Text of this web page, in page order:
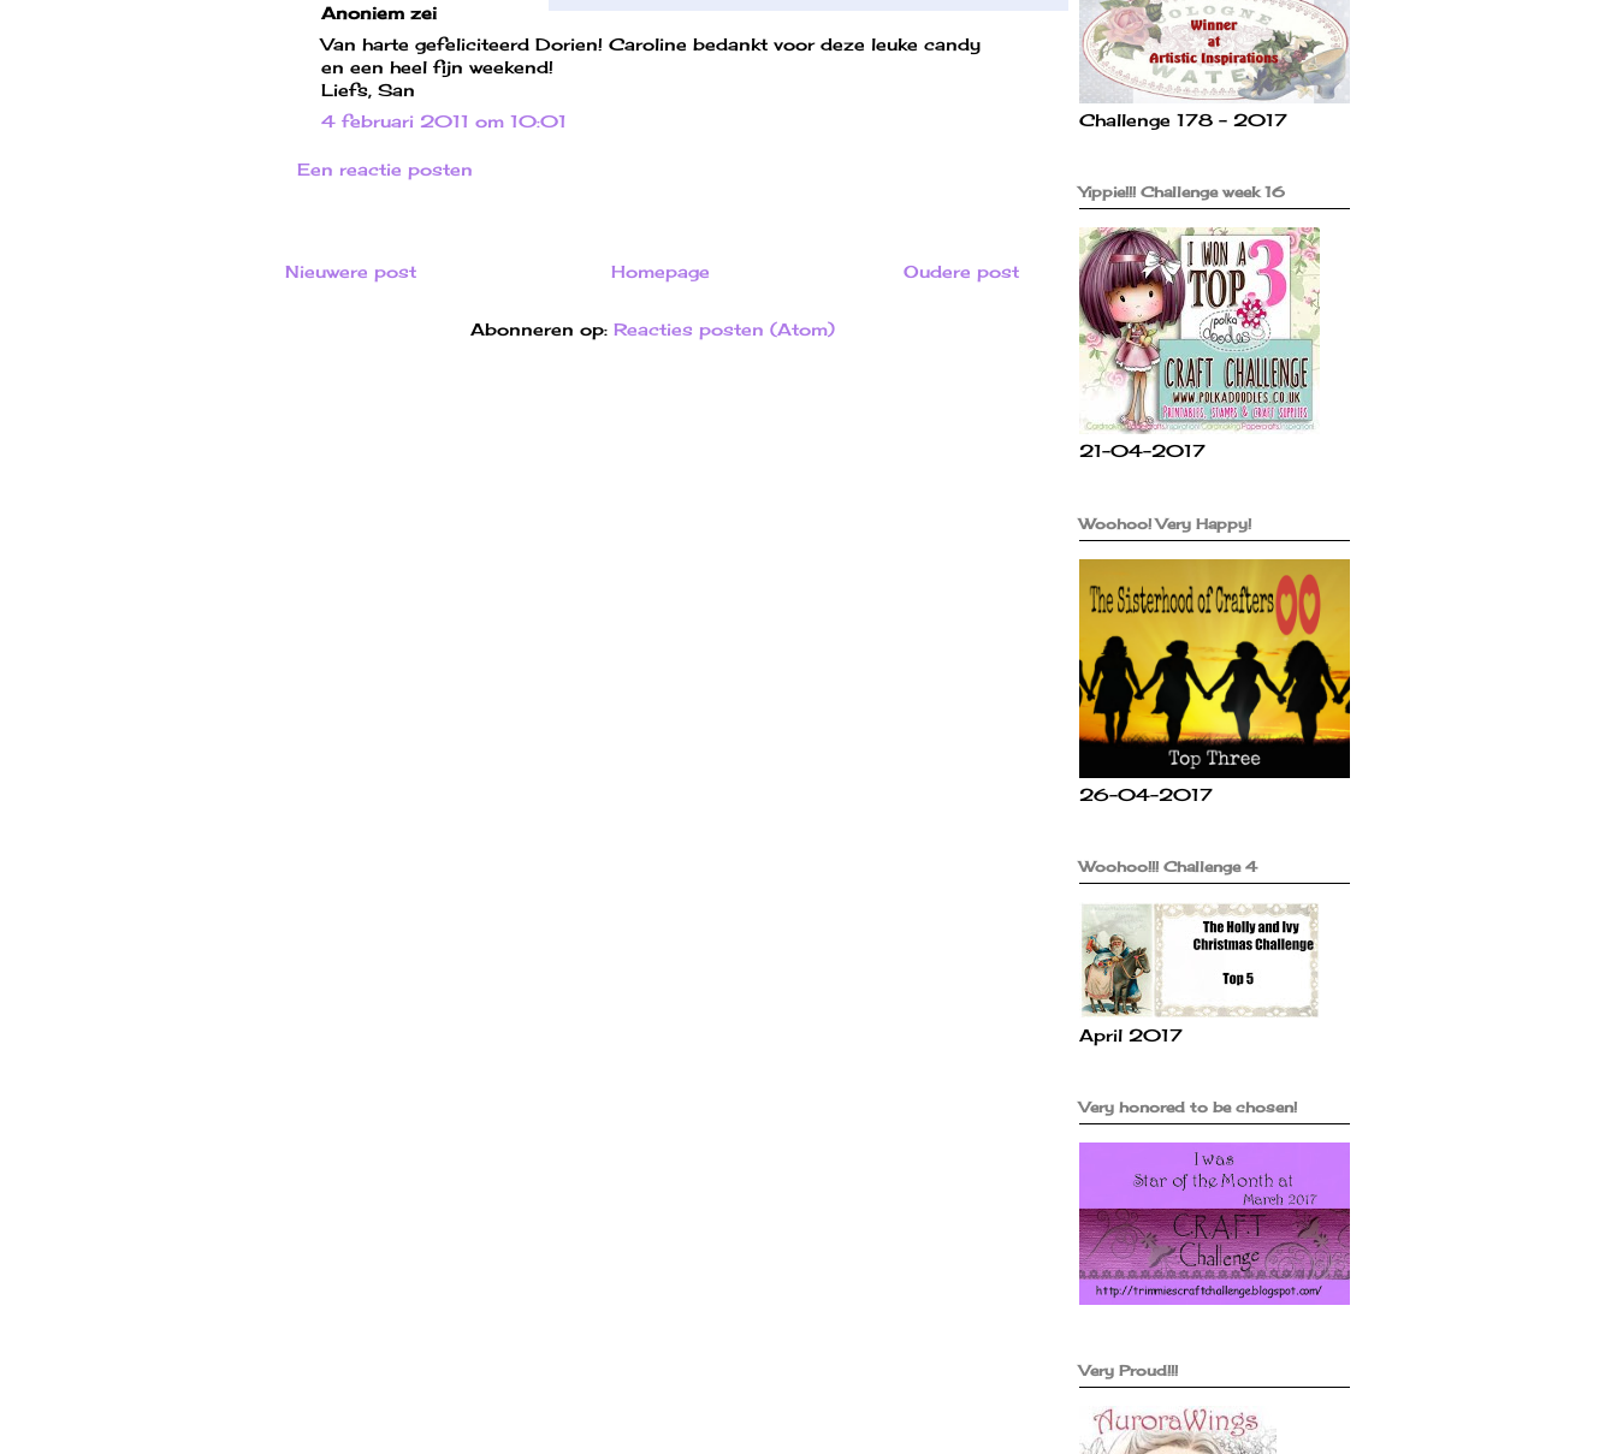
Anoniem zei
Van harte gefeliciteerd Dorien! Caroline bedankt voor deze leuke candy
en een heel fijn weekend!
Liefs, San
4 februari 2011 om 10:01
Een reactie posten
Nieuwere post Oudere post
Homepage
Abonneren op: Reacties posten (Atom)
Challenge 178 - 2017
Yippie!!! Challenge week 16
21-04-2017
Woohoo! Very Happy!
26-04-2017
Woohoo!!! Challenge 4
April 2017
Very honored to be chosen!
Very Proud!!!